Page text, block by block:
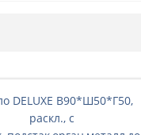
DELUXE В90*Ш50*Г50,
раскл., с